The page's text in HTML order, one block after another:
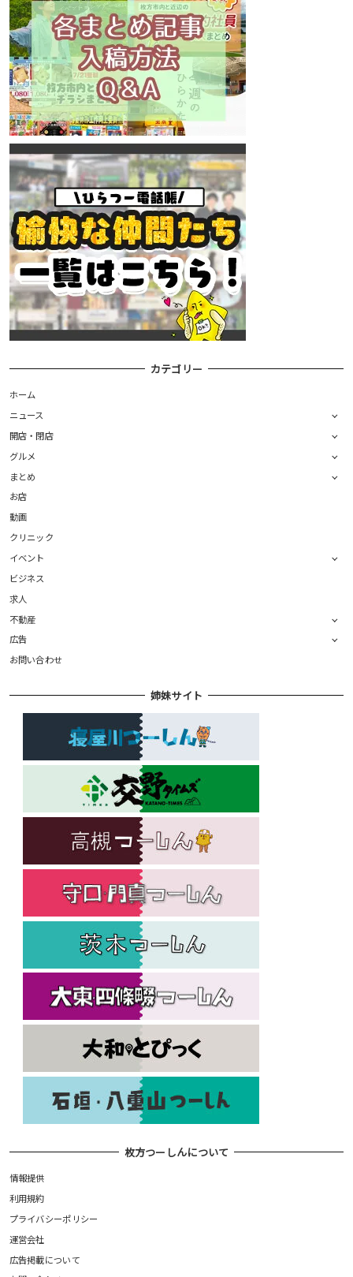
カテゴリー
ホーム
ニュース
開店・閉店
グルメ
まとめ
お店
動画
クリニック
イベント
ビジネス
求人
不動産
広告
お問い合わせ
姉妹サイト
枚方つーしんについて
情報提供
利用規約
プライバシーポリシー
運営会社
広告掲載について